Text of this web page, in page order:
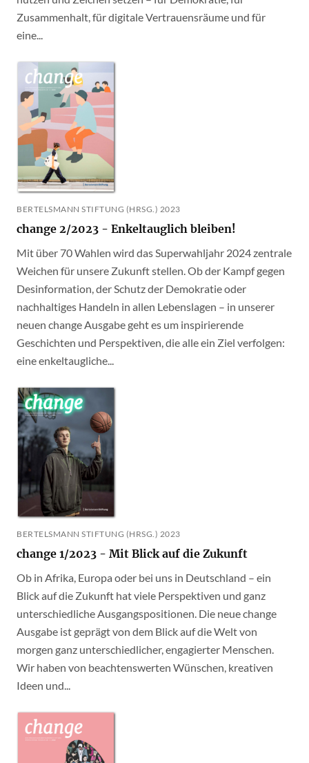
Zusammenhalt, für digitale Vertrauensräume und für
eine...
BERTELSMANN STIFTUNG (HRSG.) 2023
change 2/2023 - Enkeltauglich bleiben!
Mit über 70 Wahlen wird das Superwahljahr 2024 zentrale
Weichen für unsere Zukunft stellen. Ob der Kampf gegen
Desinformation, der Schutz der Demokratie oder
nachhaltiges Handeln in allen Lebenslagen – in unserer
neuen change Ausgabe geht es um inspirierende
Geschichten und Perspektiven, die alle ein Ziel verfolgen:
eine enkeltaugliche...
BERTELSMANN STIFTUNG (HRSG.) 2023
change 1/2023 - Mit Blick auf die Zukunft
Ob in Afrika, Europa oder bei uns in Deutschland – ein
Blick auf die Zukunft hat viele Perspektiven und ganz
unterschiedliche Ausgangspositionen. Die neue change
Ausgabe ist geprägt von dem Blick auf die Welt von
morgen ganz unterschiedlicher, engagierter Menschen.
Wir haben von beachtenswerten Wünschen, kreativen
Ideen und...